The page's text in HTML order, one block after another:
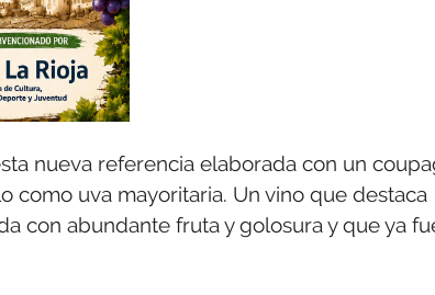
nueva referencia elaborada con un
como uva mayoritaria. Un vino que destaca
con abundante fruta y golosura y que ya